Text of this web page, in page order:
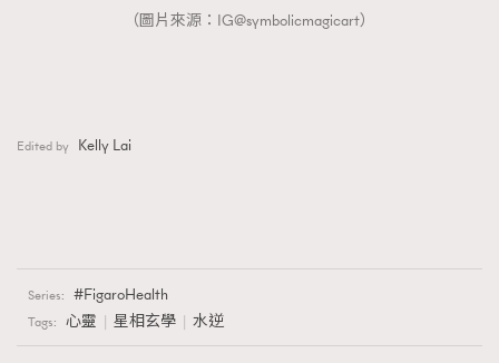
（圖片來源：IG@symbolicmagicart）
Edited by Kelly Lai
Series: FigaroHealth
Tags: 心靈 星相玄學 水逆